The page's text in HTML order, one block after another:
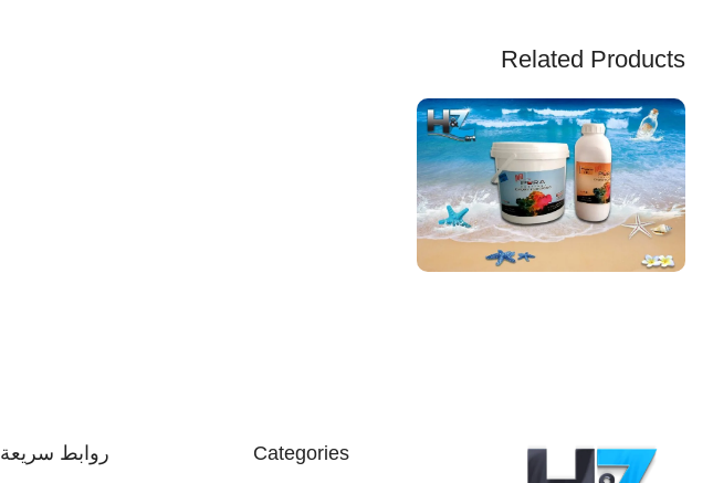
Related Products
Categories روابط سريعة